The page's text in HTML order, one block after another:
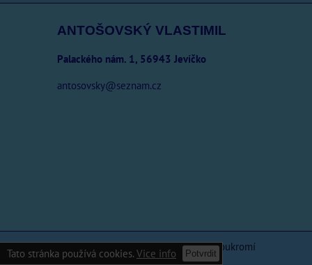
ANTOŠOVSKÝ VLASTIMIL
Palackého nám. 1, 56943 Jevíčko
antosovsky@seznam.cz
Předvolby soukromí Zásady ochrany soukromí
Tato stránka používá cookies. Vice info Potvrdit